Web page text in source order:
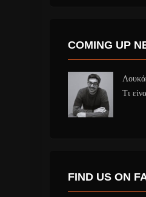
COMING UP
Τι
FIND US ON